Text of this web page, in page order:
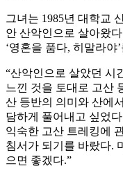
그녀는 1985년 대학교
안 산악인으로 살아왔
‘영혼을 품다, 히말라야
“산악인으로 살았던 시
느낀 것을 토대로 고산
산 등반의 의미와 산에
담하게 풀어내고 싶었
익숙한 고산 트레킹에
침서가 되기를 바랐다.
으면 좋겠다.”